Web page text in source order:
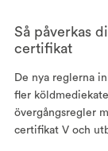
Så påverkas
certifikat
De nya reglerna
fler
övergångsregler
certifikat V och